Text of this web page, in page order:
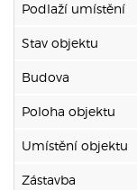
Podlaží umístění
Stav objektu
Budova
Poloha objektu
Umístění objektu
Zástavba